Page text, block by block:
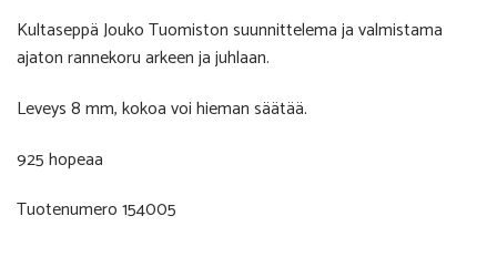
Kultaseppä Jouko Tuomiston suunnittelema ja valmistama
ajaton rannekoru arkeen ja juhlaan.
Leveys 8 mm, kokoa voi hieman säätää.
925 hopeaa
Tuotenumero 154005